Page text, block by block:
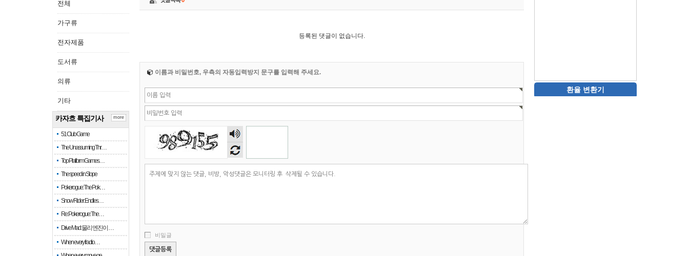
전체
가구류
전자제품
도서류
의류
기타
카자흐 특집기사
51 Club Game
The Unassuming Thr…
Top Platform Games…
The speed in Slope
Pokerogue: The Pok…
Snow Rider: Endles…
Re: Pokerogue: The…
Drive Mad: 물리 엔진이 …
When every fractio…
more
등록된 댓글이 없습니다.
이름과 비밀번호, 우측의 자동입력방지 문구를 입력해 주세요.
숫자
음성
듣기
비밀글
환율 변환기